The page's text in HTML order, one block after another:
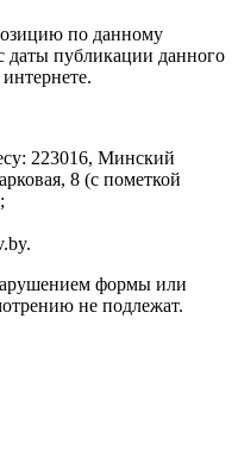
по данному
даты публикации данного
223016, Минский
8 (с пометкой
формы или
не подлежат.